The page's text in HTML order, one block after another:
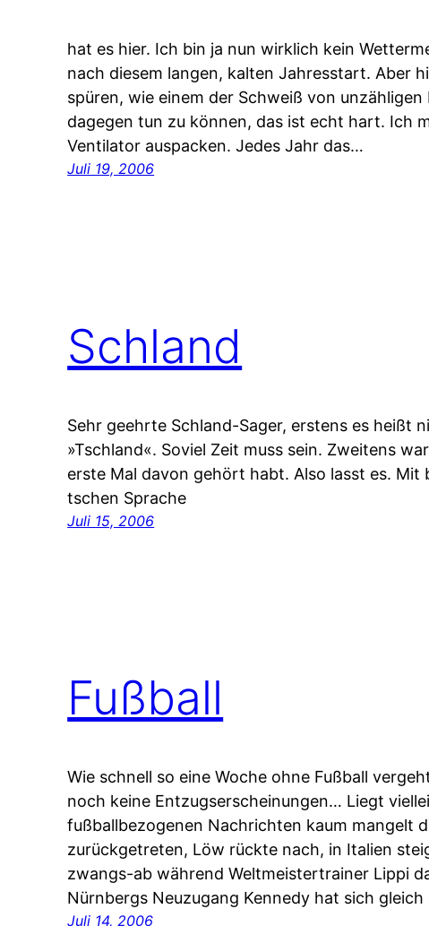
hat es hier. Ich bin ja nun wirklich kein
nach diesem langen, kalten Jahresstart. Aber
spüren, wie einem der Schweiß von
dagegen tun zu können, das ist echt hart. Ich
Ventilator auspacken. Jedes Jahr das…
Juli 19, 2006
Schland
Sehr geehrte Schland-Sager, erstens es heißt
»Tschland«. Soviel Zeit muss sein. Zweitens
erste Mal davon gehört habt. Also lasst es. Mit
tschen Sprache
Juli 15, 2006
Fußball
Wie schnell so eine Woche ohne Fußball
noch keine Entzugserscheinungen… Liegt
fußballbezogenen Nachrichten kaum mangelt
zurückgetreten, Löw rückte nach, in Italien
zwangs-ab während Weltmeistertrainer Lippi
Nürnbergs Neuzugang Kennedy hat sich
Juli 14, 2006